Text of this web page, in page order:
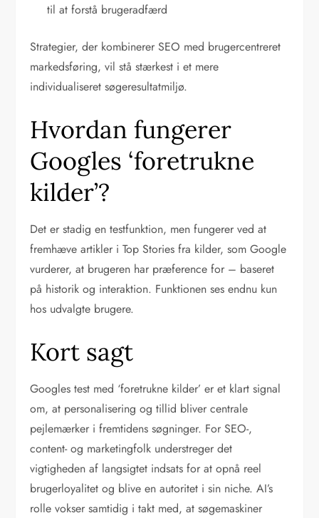
til at forstå brugeradfærd
Strategier, der kombinerer SEO med brugercentreret
markedsføring, vil stå stærkest i et mere
individualiseret søgeresultatmiljø.
Hvordan fungerer
Googles ‘foretrukne
kilder’?
Det er stadig en testfunktion, men fungerer ved at
fremhæve artikler i Top Stories fra kilder, som Google
vurderer, at brugeren har præference for – baseret
på historik og interaktion. Funktionen ses endnu kun
hos udvalgte brugere.
Kort sagt
Googles test med ‘foretrukne kilder’ er et klart signal
om, at personalisering og tillid bliver centrale
pejlemærker i fremtidens søgninger. For SEO-,
content- og marketingfolk understreger det
vigtigheden af langsigtet indsats for at opnå reel
brugerloyalitet og blive en autoritet i sin niche. AI’s
rolle vokser samtidig i takt med, at søgemaskiner